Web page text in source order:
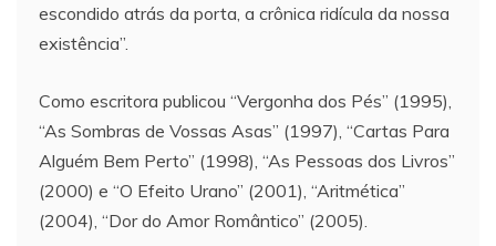
escondido atrás da porta, a crônica ridícula da nossa
existência”.
Como escritora publicou “Vergonha dos Pés” (1995),
“As Sombras de Vossas Asas” (1997), “Cartas Para
Alguém Bem Perto” (1998), “As Pessoas dos Livros”
(2000) e “O Efeito Urano” (2001), “Aritmética”
(2004), “Dor do Amor Romântico” (2005).